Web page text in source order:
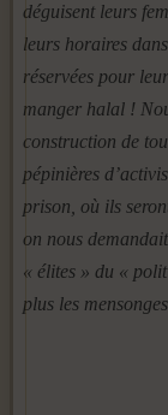
déguisent leurs
leurs horaires
réservées pour
manger halal !
construction de
pépinières
prison, où ils
on nous
« élites » du «
plus les